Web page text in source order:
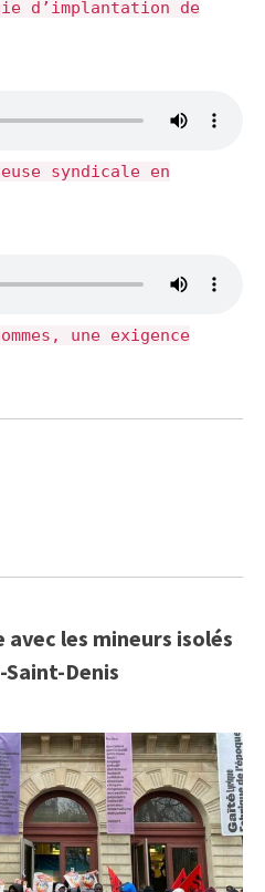
d’implantation de
syndicale en
une exigence
les mineurs isolés
Saint-Denis